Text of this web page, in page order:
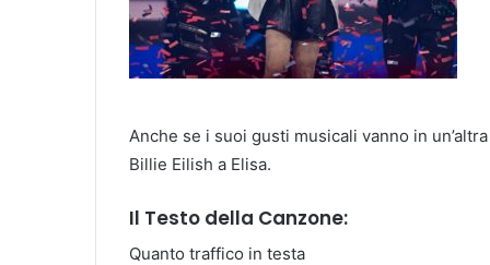
Anche se i suoi gusti musicali vanno in
Billie Eilish a Elisa.
Il Testo della Canzone:
Quanto traffico in testa